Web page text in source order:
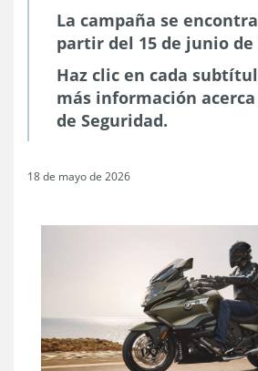
La campaña se
partir del 15 de junio de
Haz clic en cada
más información
de Seguridad.
18 de mayo de 2026